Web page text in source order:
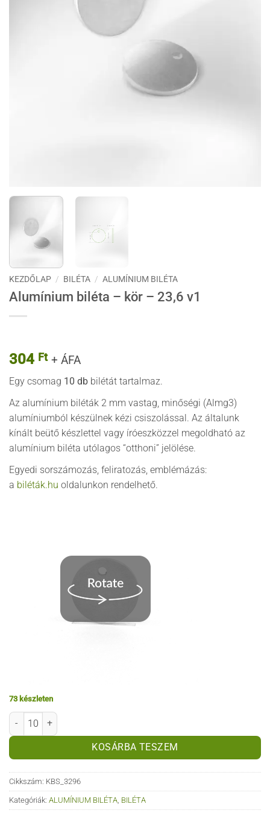
KEZDŐLAP / BILÉTA / ALUMÍNIUM BILÉTA
Alumínium biléta – kör – 23,6 v1
304 Ft + ÁFA
Egy csomag 10 db bilétát tartalmaz.
Az alumínium biléták 2 mm vastag, minőségi (Almg3)
alumíniumból készülnek kézi csiszolással. Az általunk
kínált beütő készlettel vagy íróeszközzel megoldható az
alumínium biléta utólagos “otthoni” jelölése.
Egyedi sorszámozás, feliratozás, emblémázás:
a biléták.hu oldalunkon rendelhető.
73 készleten
Alumínium biléta - kör - 23,6 v1 mennyiség
KOSÁRBA TESZEM
Cikkszám: KBS_3296
Kategóriák: ALUMÍNIUM BILÉTA BILÉTA